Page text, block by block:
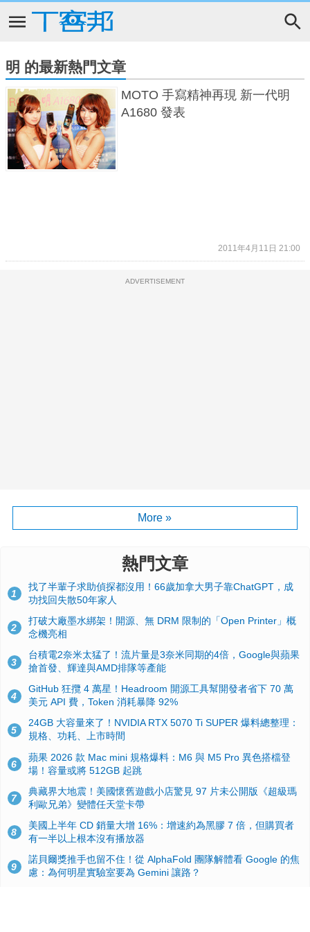
明 的最新熱門文章
MOTO 手寫精神再現 新一代明
A1680 發表
2011年4月11日 21:00
ADVERTISEMENT
More »
熱門文章
1
找了半輩子求助偵探都沒用！66歲加拿大男子靠ChatGPT，成
功找回失散50年家人
2
打破大廠墨水綁架！開源、無 DRM 限制的「Open Printer」概
念機亮相
3
台積電2奈米太猛了！流片量是3奈米同期的4倍，Google與蘋果
搶首發、輝達與AMD排隊等產能
4
GitHub 狂攬 4 萬星！Headroom 開源工具幫開發者省下 70 萬
美元 API 費，Token 消耗暴降 92%
5
24GB 大容量來了！NVIDIA RTX 5070 Ti SUPER 爆料總整理：
規格、功耗、上市時間
6
蘋果 2026 款 Mac mini 規格爆料：M6 與 M5 Pro 異色搭檔登
場！容量或將 512GB 起跳
7
典藏界大地震！美國懷舊遊戲小店驚見 97 片未公開版《超級瑪
利歐兄弟》變體任天堂卡帶
8
美國上半年 CD 銷量大增 16%：增速約為黑膠 7 倍，但購買者
有一半以上根本沒有播放器
9
諾貝爾獎推手也留不住！從 AlphaFold 團隊解體看 Google 的焦
慮：為何明星實驗室要為 Gemini 讓路？